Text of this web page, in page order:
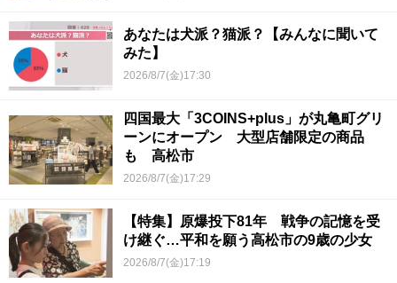
あなたは犬派？猫派？【みんなに聞いて
みた】
2026/8/7(金)17:30
四国最大「3COINS+plus」が丸亀町グリ
ーンにオープン 大型店舗限定の商品
も 高松市
2026/8/7(金)17:29
【特集】原爆投下81年 戦争の記憶を受
け継ぐ…平和を願う高松市の9歳の少女
2026/8/7(金)17:19